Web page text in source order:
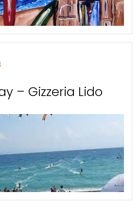
– Gizzeria Lido